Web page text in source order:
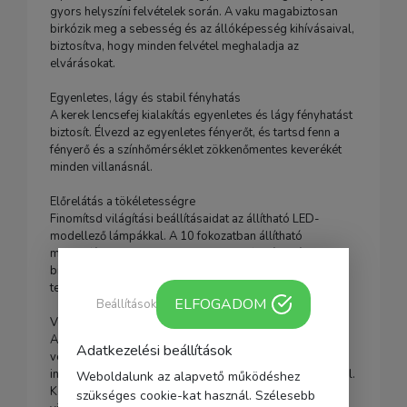
gyors helyszíni felvételek során. A vaku magabiztosan
birkózik meg a sebesség és az állóképesség kihívásaival,
biztosítva, hogy minden felvétel meghaladja az
elvárásokat.
Egyenletes, lágy és stabil fényhatás
A kerek lencsefej kialakítás egyenletes és lágy fényhatást
biztosít. Élvezd az egyenletes fényerőt, és tartsd fenn a
fényerő és a színhőmérséklet zökkenőmentes keverékét
minden villanásnál.
Előrelátás a tökéletességre
Finomítsd világítási beállításaidat az állítható LED-
modellező lámpákkal. A 10 fokozatban állítható
modellfénynek köszönhetően minden felvételnél
biztosított a nagy pontosság, így sokkal hatékonyabbá
teszi a munkánkat.
Vezeték nélküli adás és vétel
A V1Pro támogatja a 2,4G vezeték nélküli átvitelt és
vételt, lehetővé téve, hogy zökkenőmentesen
integrálódjon az arzenálodban lévő többi Godox vakuval.
Készítsd el egyedi világítási történeteidet különféle
Adatkezelési beállítások
Weboldalunk az alapvető működéshez
szükséges cookie-kat használ. Szélesebb
Beállítások ELFOGADOM